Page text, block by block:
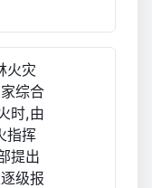
火灾
综合
时,由
指挥
提出
级报